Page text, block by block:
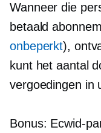
Wanneer die
betaald
onbeperkt),
kunt het aantal
vergoedingen in
Bonus: Ecwid-